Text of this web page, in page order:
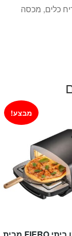
כלים, מכסה
מבצע!